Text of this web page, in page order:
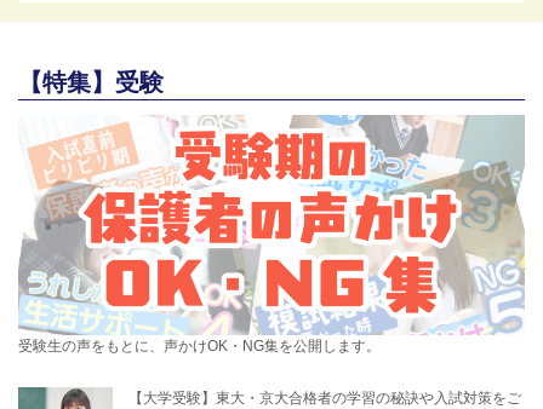
【特集】受験
受験生の声をもとに、声かけOK・NG集を公開します。
【大学受験】東大・京大合格者の学習の秘訣や入試対策をご